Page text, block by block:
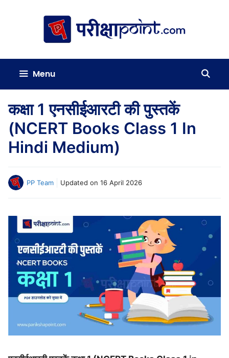
Menu
कक्षा 1 एनसीईआरटी की पुस्तकें
(NCERT Books Class 1 In
Hindi Medium)
PP Team Updated on 16 April 2026